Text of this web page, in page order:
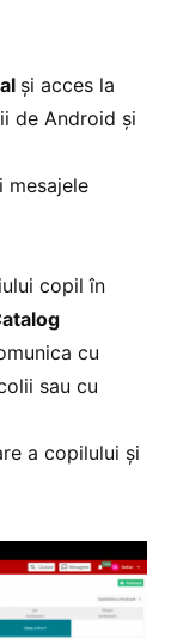
și acces la
de Android și
mesajele
copil în
cu
sau cu
a copilului și